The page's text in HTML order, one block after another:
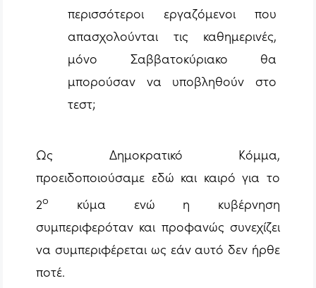
περισσότεροι εργαζόμενοι που
απασχολούνται τις καθημερινές,
μόνο Σαββατοκύριακο θα
μπορούσαν να υποβληθούν στο
τεστ;
Ως Δημοκρατικό Κόμμα,
προειδοποιούσαμε εδώ και καιρό για το
2ο
κύμα ενώ η κυβέρνηση
συμπεριφερόταν και προφανώς συνεχίζει
να συμπεριφέρεται ως εάν αυτό δεν ήρθε
ποτέ.